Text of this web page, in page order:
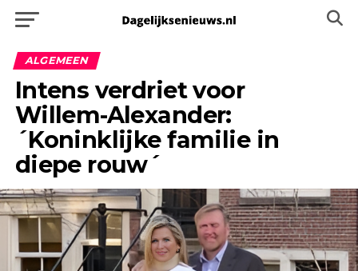
ALGEMEEN
Intens verdriet voor
Willem-Alexander:
´Koninklijke familie in
diepe rouw´